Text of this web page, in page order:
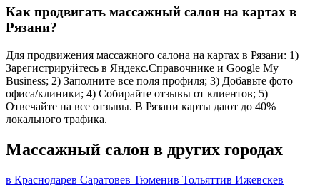
Как продвигать массажный салон на картах в
Рязани?
Для продвижения массажного салона на картах в Рязани: 1)
Зарегистрируйтесь в Яндекс.Справочнике и Google My
Business; 2) Заполните все поля профиля; 3) Добавьте фото
офиса/клиники; 4) Собирайте отзывы от клиентов; 5)
Отвечайте на все отзывы. В Рязани карты дают до 40%
локального трафика.
Массажный салон в других городах
в Краснодарев Саратовев Тюменив Тольяттив Ижевскев